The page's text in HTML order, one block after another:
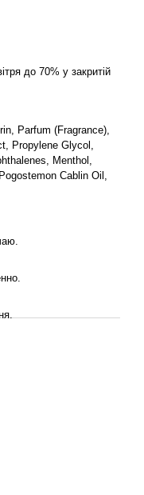
до 70% у закритій
Parfum (Fragrance),
Propylene Glycol,
Menthol,
Cablin Oil,